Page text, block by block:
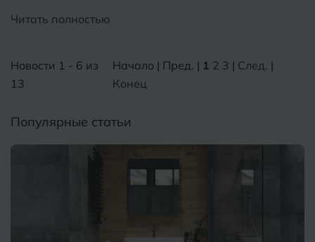
Читать полностью
Новости 1 - 6 из
13
Начало | Пред. | 1 2 3 | След. |
Конец
Популярные статьи